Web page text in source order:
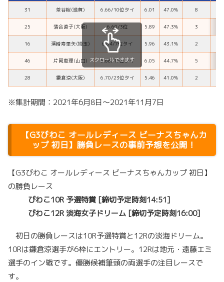
31 茶谷桜(滋賀) 6.66/10位タイ 6.01 47.0% 8
25 落合直子(大阪) 6.60/3位 5.89 47.3% 3
16 濱崎寿里矢(埼玉) 6.64/7位タイ 5.96 43.1% 2
46 片岡恵理(山口) 6.68/17位タイ 6.05 44.7% 5
28 鎌倉涼(大阪) 6.70/23位タイ 5.46 41.0% 2
スクロールできます
※集計期間：2021年6月8日〜2021年11月7日
【G3びわこ オールレディース ビーナスちゃんカ
ップ 初日】勝負レースの事前予想を公開！
【G3びわこ オールレディース ビーナスちゃんカップ 初日】
の勝負レース
びわこ10R 予選特賞 [締切予定時刻14:51]
びわこ12R 淡海女子ドリーム [締切予定時刻16:00]
初日の勝負レースは10R予選特賞と12Rの淡海ドリーム。
10Rは鎌倉涼選手が6枠にエントリー。12Rは地元・遠藤エミ
選手のイン戦です。優勝候補筆頭の両選手の注目レースで
す。